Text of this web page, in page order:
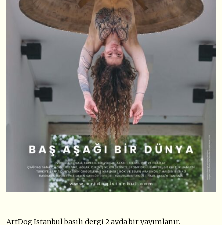
ArtDog Istanbul basılı dergi 2 ayda bir yayımlanır.